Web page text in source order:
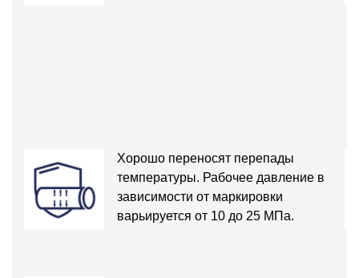
Хорошо переносят перепады
температуры. Рабочее давление в
зависимости от маркировки
варьируется от 10 до 25 МПа.